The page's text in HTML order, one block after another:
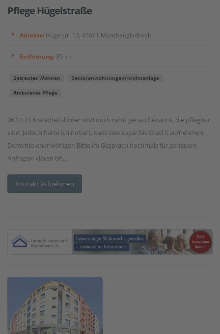
Pflege Hügelstraße
Adresse: Hügelstr. 13, 41061 Mönchengladbach
Entfernung: 30 km
Betreutes Wohnen Seniorenwohnungen/-wohnanlage
Ambulante Pflege
06.12.21 Krankheitsbilder sind noch nicht genau bekannt, die pflegbar
sind. Jedoch hatte ich notiert, dass siee sogar bis Grad 5 aufnehmen.
Demente eher weniger. Bitte im Gespräch nochmals für genauere
Anfragen klären bh...
Kontakt aufnehmen